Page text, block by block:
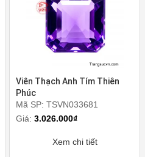
Viên Thạch Anh Tím Thiên
Phúc
Mã SP: TSVN033681
Giá:3.026.000₫
Xem chi tiết